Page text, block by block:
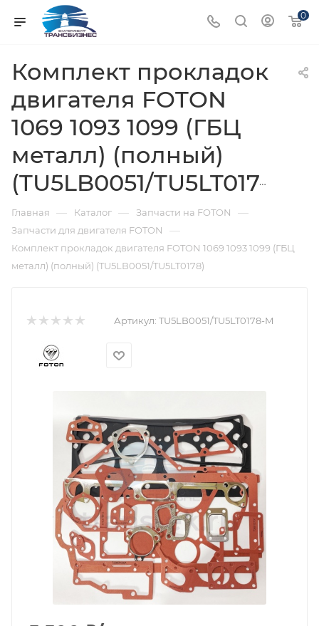
0
Комплект прокладок
двигателя FOTON
1069 1093 1099 (ГБЦ
металл) (полный)
(TU5LB0051/TU5LT0178)
Главная — Каталог — Запчасти на FOTON —
Запчасти для двигателя FOTON —
Комплект прокладок двигателя FOTON 1069 1093 1099 (ГБЦ
металл) (полный) (TU5LB0051/TU5LT0178)
Артикул: TU5LB0051/TU5LT0178-M